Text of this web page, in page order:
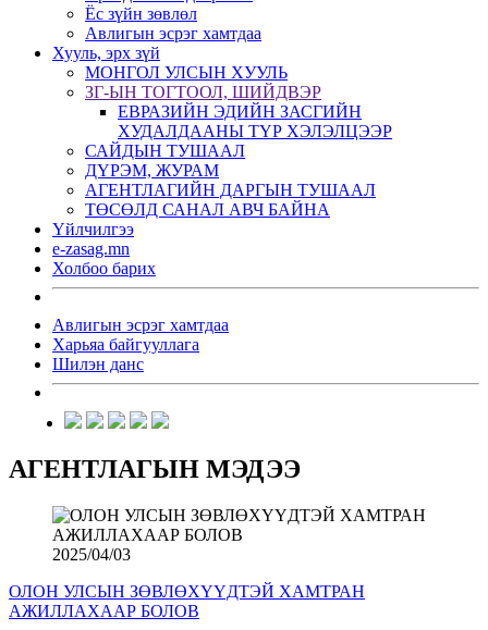
Ёс зүйн зөвлөл
Авлигын эсрэг хамтдаа
Хууль, эрх зүй
МОНГОЛ УЛСЫН ХУУЛЬ
ЗГ-ЫН ТОГТООЛ, ШИЙДВЭР
ЕВРАЗИЙН ЭДИЙН ЗАСГИЙН
ХУДАЛДААНЫ ТҮР ХЭЛЭЛЦЭЭР
САЙДЫН ТУШААЛ
ДҮРЭМ, ЖУРАМ
АГЕНТЛАГИЙН ДАРГЫН ТУШААЛ
ТӨСӨЛД САНАЛ АВЧ БАЙНА
Үйлчилгээ
e-zasag.mn
Холбоо барих
Авлигын эсрэг хамтдаа
Харьяа байгууллага
Шилэн данс
АГЕНТЛАГЫН МЭДЭЭ
2025/04/03
ОЛОН УЛСЫН ЗӨВЛӨХҮҮДТЭЙ ХАМТРАН
АЖИЛЛАХААР БОЛОВ